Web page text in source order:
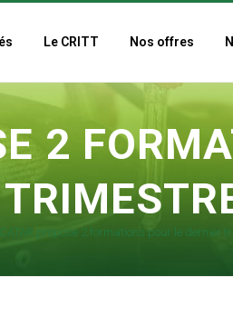
Le CRITT Nos offres
2
propose 2 formations pour le dernier